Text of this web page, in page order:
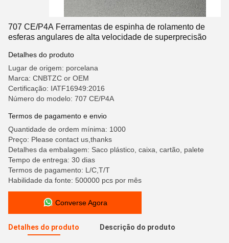
707 CE/P4A Ferramentas de espinha de rolamento de
esferas angulares de alta velocidade de superprecisão
Detalhes do produto
Lugar de origem: porcelana
Marca: CNBTZC or OEM
Certificação: IATF16949:2016
Número do modelo: 707 CE/P4A
Termos de pagamento e envio
Quantidade de ordem mínima: 1000
Preço: Please contact us,thanks
Detalhes da embalagem: Saco plástico, caixa, cartão, palete
Tempo de entrega: 30 dias
Termos de pagamento: L/C,T/T
Habilidade da fonte: 500000 pcs por mês
Converse Agora
Detalhes do produto Descrição do produto